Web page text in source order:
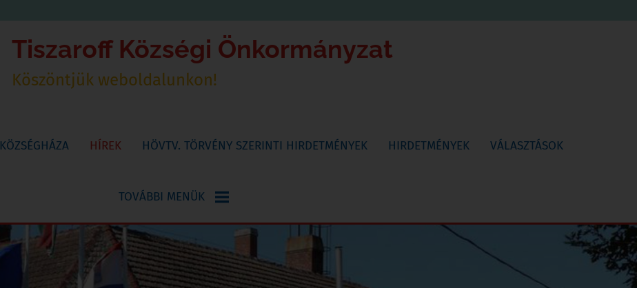
Tiszaroff Községi Önkormányzat
Köszöntjük weboldalunkon!
KÖZSÉGHÁZA HÍREK HÖVTV. TÖRVÉNY SZERINTI HIRDETMÉNYEK HIRDETMÉNYEK VÁLASZTÁSOK
TOVÁBBI MENÜK
NYOMTATVÁNYOK